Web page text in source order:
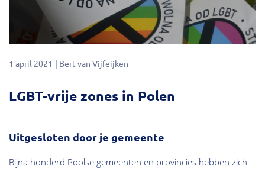
1 april 2021 Bert van Vijfeijken
LGBT-vrije zones in Polen
Uitgesloten door je gemeente
Bijna honderd Poolse gemeenten en provincies hebben zich